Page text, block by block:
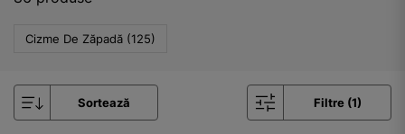
Cizme De Zăpadă (125)
Sortează Filtre (1)